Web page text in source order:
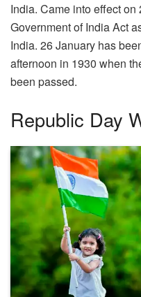
India. Came into effect
Government of India Act
India. 26 January has
afternoon in 1930 when
been passed.
Republic Day